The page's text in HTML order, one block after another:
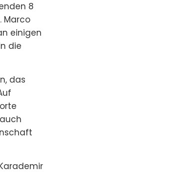
8
Marco
einigen
die
das